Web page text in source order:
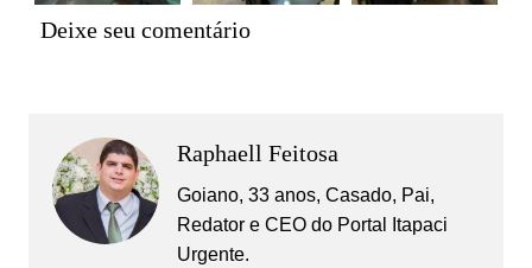
Deixe seu comentário
Raphaell Feitosa
Goiano, 33 anos, Casado, Pai,
Redator e CEO do Portal Itapaci
Urgente.